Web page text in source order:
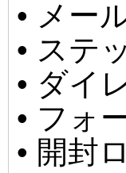
• メー
• ステ
• ダイ
• フォ
• 開封